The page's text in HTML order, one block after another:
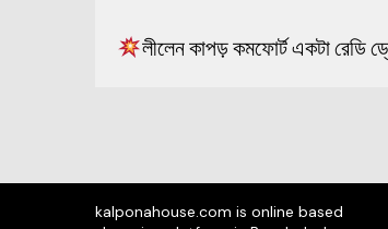
লীলেন কাপড় কমফোর্ট একটা
kalponahouse.com is online based